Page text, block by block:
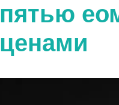
пятью
ценами